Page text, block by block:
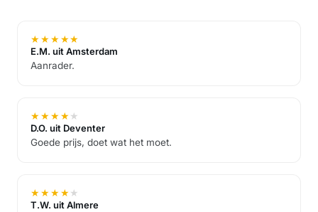
★★★★★
E.M. uit Amsterdam
Aanrader.
★★★★★
D.O. uit Deventer
Goede prijs, doet wat het moet.
★★★★★
T.W. uit Almere